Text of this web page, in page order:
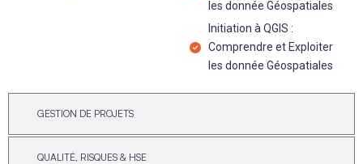
GESTION DE PROJETS
QUALITÉ, RISQUES & HSE
les donnée Géospatiales​
Initiation à QGIS :
Comprendre et Exploiter
les donnée Géospatiales​